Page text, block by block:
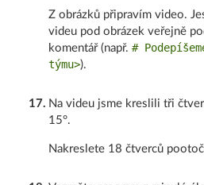
Z obrázků připravím video.
videu pod obrázek veřejně
komentář (např.#
týmu>).
17. Na videu jsme kreslili tři
15°.
Nakreslete 18 čtverců